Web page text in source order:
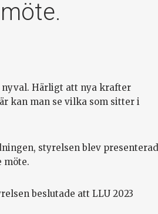
nyval. Härligt att nya krafter
kan man se vilka som sitter i
styrelsen blev presenterad
möte.
beslutade att LLU 2023